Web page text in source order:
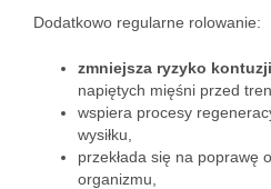
Dodatkowo regularne rolowanie:
zmniejsza ryzyko kontuzji
napiętych mięśni przed
wspiera procesy
wysiłku,
przekłada się na poprawę
organizmu,